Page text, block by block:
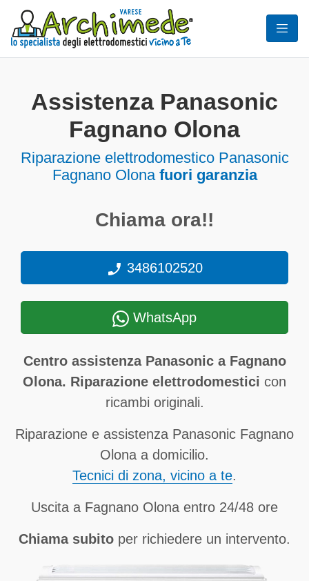
Assistenza Panasonic
Fagnano Olona
Riparazione elettrodomestico Panasonic
Fagnano Olona fuori garanzia
Chiama ora!!
3486102520
WhatsApp
Centro assistenza Panasonic a Fagnano
Olona. Riparazione elettrodomestici con
ricambi originali.
Riparazione e assistenza Panasonic Fagnano
Olona a domicilio.
Tecnici di zona, vicino a te.
Uscita a Fagnano Olona entro 24/48 ore
Chiama subito per richiedere un intervento.